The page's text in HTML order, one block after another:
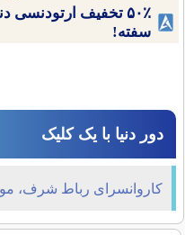
۵۰٪ تخفیف
سفته!
دور دنیا با یک کلیک
کاروانسرای رباط شرف،